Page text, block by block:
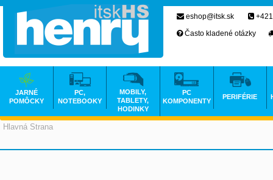
Hlavná Strana
eshop@itsk.sk
Často kladené otázky
JARNÉ
POMÔCKY
PC,
NOTEBOOKY
MOBILY,
TABLETY,
HODINKY
PC
KOMPONENTY
PERIFÉRIE